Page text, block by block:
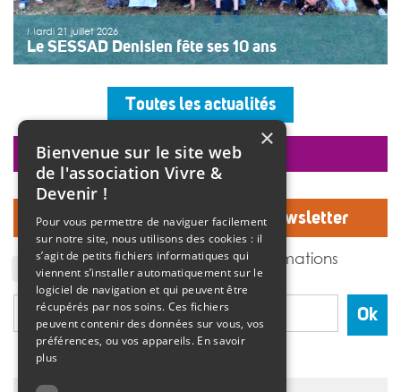
Mardi 21 juillet 2026
Le SESSAD Denisien fête ses 10 ans
accueillaient les invités autour d’un buffet, dans une
ambiance musicale live assurée par un groupe de
musiciens. Christine Manadi, directrice du SESSAD
depuis sa création, est revenue sur l’histoire […]
>>Lire la suite
Toutes les actualités
Inscrivez-vous à notre Newsletter
J'accepte de recevoir des informations
de l'association Vivre et devenir.
Ok
faire un don
×
Bienvenue sur le site web
de l'association Vivre &
Devenir !
Pour vous permettre de naviguer facilement
sur notre site, nous utilisons des cookies : il
s’agit de petits fichiers informatiques qui
viennent s’installer automatiquement sur le
logiciel de navigation et qui peuvent être
récupérés par nos soins. Ces fichiers
peuvent contenir des données sur vous, vos
préférences, ou vos appareils. En savoir
plus